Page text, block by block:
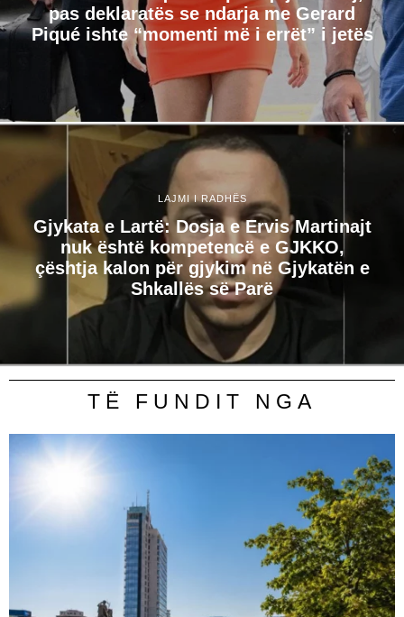
pas deklaratës se ndarja me Gerard
Piqué ishte “momenti më i errët” i jetës
LAJMI I RADHËS
Gjykata e Lartë: Dosja e Ervis Martinajt
nuk është kompetencë e GJKKO,
çështja kalon për gjykim në Gjykatën e
Shkallës së Parë
TË FUNDIT NGA